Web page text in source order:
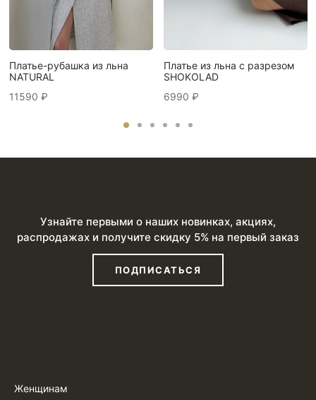
Платье-рубашка из льна
NATURAL
11590 ₽
Платье из льна с разрезом
SHOKOLAD
6990 ₽
Узнайте первыми о наших новинках, акциях,
распродажах и получите скидку 5% на первый заказ
ПОДПИСАТЬСЯ
Женщинам